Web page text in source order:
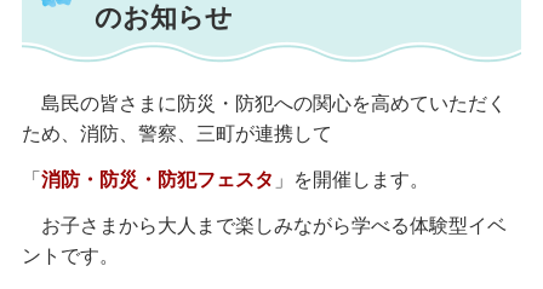
のお知らせ
島民の皆さまに防災・防犯への関心を高めていただく
ため、消防、警察、三町が連携して
「 消防・防災・防犯フェスタ 」を開催します。
お子さまから大人まで楽しみながら学べる体験型イベ
ントです。